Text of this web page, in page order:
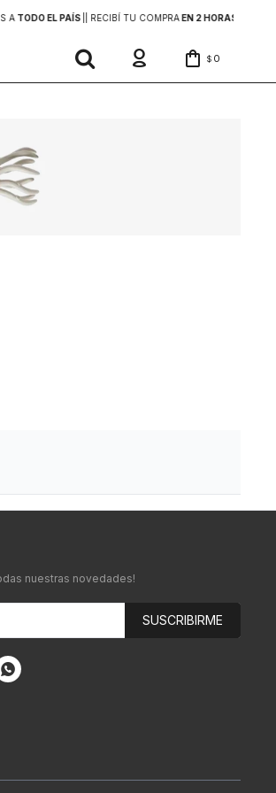
ATODO EL PAÍS| | RECIBÍ TU COMPRAEN 2 HORAS
$ 0
nuestras novedades!
SUSCRIBIRME
